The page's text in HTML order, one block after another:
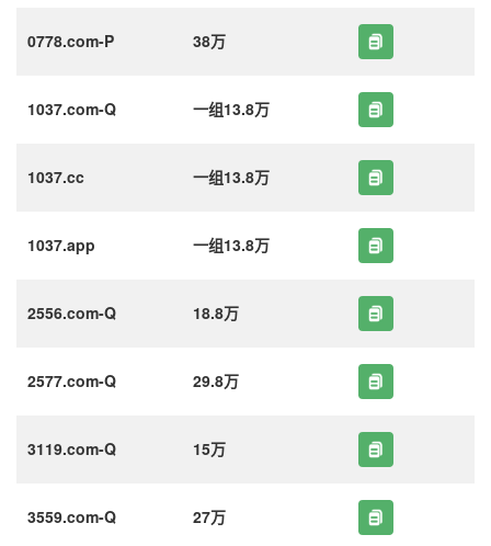
0778.com-P 38万
1037.com-Q 一组13.8万
1037.cc 一组13.8万
1037.app 一组13.8万
2556.com-Q 18.8万
2577.com-Q 29.8万
3119.com-Q 15万
3559.com-Q 27万